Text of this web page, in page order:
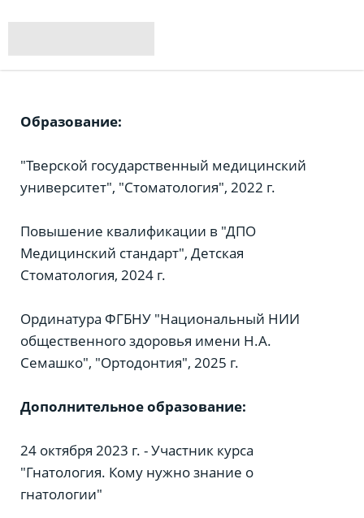
Образование:
"Тверской государственный медицинский
университет", "Стоматология", 2022 г.
Повышение квалификации в "ДПО
Медицинский стандарт", Детская
Стоматология, 2024 г.
Ординатура ФГБНУ "Национальный НИИ
общественного здоровья имени Н.А.
Семашко", "Ортодонтия", 2025 г.
Дополнительное образование:
24 октября 2023 г. - Участник курса
"Гнатология. Кому нужно знание о
гнатологии"